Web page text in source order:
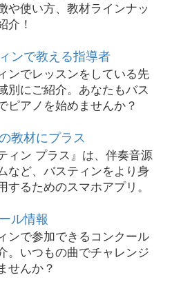
や使い方、教材ラインナッ
介！
ンで教える指導者
ンでレッスンをしている先
別にご紹介。あなたもバス
ピアノを始めませんか？
教材にプラス
ィン プラス』は、伴奏音源
など、バスティンをより身
するためのスマホアプリ。
ル情報
ンで参加できるコンクール
。いつもの曲でチャレンジ
せんか？